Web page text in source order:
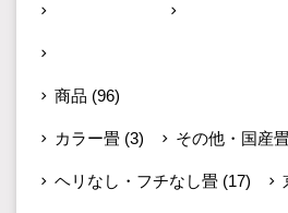
商品 (96)
カラー畳 (3) その他・国産
ヘリなし・フチなし畳 (17)